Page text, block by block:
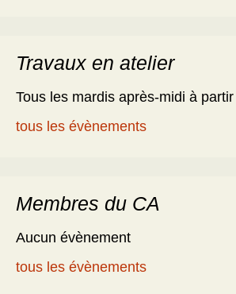
Travaux en atelier
Tous les mardis après-midi à
tous les évènements
Membres du CA
Aucun évènement
tous les évènements